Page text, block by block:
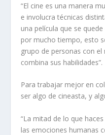
“El cine es una manera
e involucra técnicas
una película que se
por mucho tiempo, esto
grupo de personas con
combina sus habilidades”.
Para trabajar mejor en
ser algo de cineasta, y
“La mitad de lo que
las emociones humanas